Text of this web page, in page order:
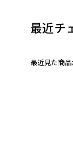
最近チ
最近見た商品